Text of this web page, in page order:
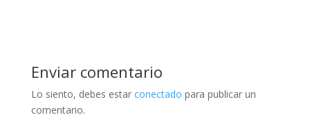
Enviar comentario
Lo siento, debes estar conectado para publicar un
comentario.